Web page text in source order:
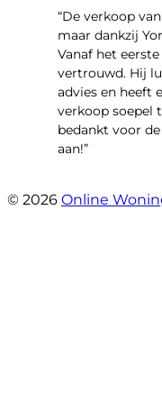
“​De verkoop
maar dankzij
Vanaf het
vertrouwd. Hij
advies en heeft
verkoop soepel
bedankt voor
aan!”
© 2026 Online